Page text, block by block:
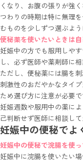
くなり、お腹の張りが強
つわりの時期は特に無理
むものを少しずつ選ぶよう
便秘薬を使いたいときは
妊娠中の方でも服用しや
し、必ず医師や薬剤師に相
ただし、便秘薬には腸を
刺激性のおだやかなタイ
ため選び方に注意が必要で
妊娠週数や服用中の薬に
己判断せず医師に相談し
妊娠中の便秘でよ
妊娠中の便秘で浣腸を使
妊娠中に浣腸を使いたい